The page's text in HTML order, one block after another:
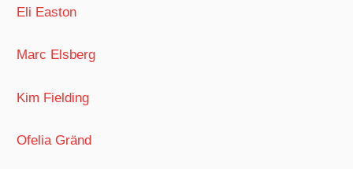
Eli Easton
Marc Elsberg
Kim Fielding
Ofelia Gränd